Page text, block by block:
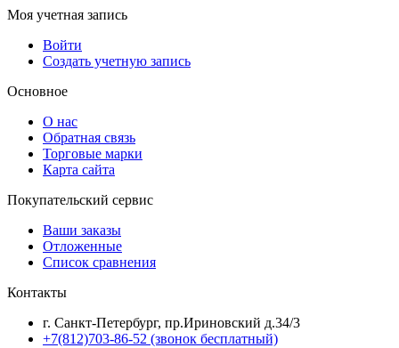
Моя учетная запись
Войти
Создать учетную запись
Основное
О нас
Обратная связь
Торговые марки
Карта сайта
Покупательский сервис
Ваши заказы
Отложенные
Список сравнения
Контакты
г. Санкт-Петербург, пр.Ириновский д.34/3
+7(812)703-86-52 (звонок бесплатный)